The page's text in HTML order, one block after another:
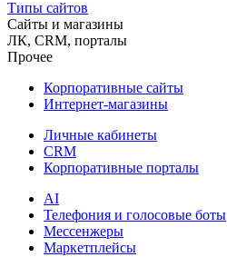
Типы сайтов
Сайты и магазины
ЛК, CRM, порталы
Прочее
Корпоративные сайты
Интернет-магазины
Личные кабинеты
CRM
Корпоративные порталы
AI
Телефония и голосовые боты
Мессенжеры
Маркетплейсы